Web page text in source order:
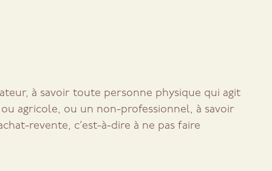
à savoir toute personne physique qui agit
agricole, ou un non-professionnel, à savoir
revente, c’est-à-dire à ne pas faire